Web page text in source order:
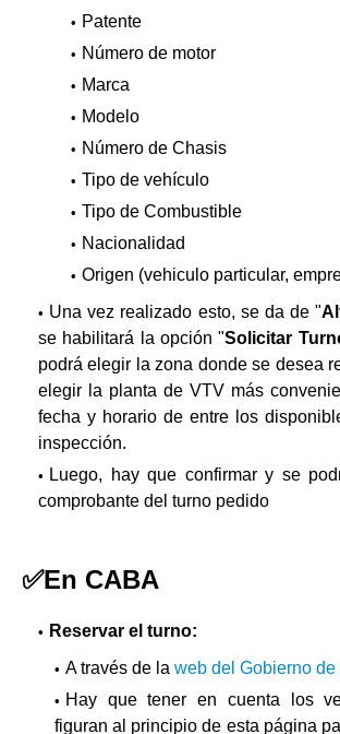
Patente
Número de motor
Marca
Modelo
Número de Chasis
Tipo de vehículo
Tipo de Combustible
Nacionalidad
Origen (vehiculo particular,
Una vez realizado esto, se da de "
se habilitará la opción "Solicitar
podrá elegir la zona donde se desea
elegir la planta de VTV más
fecha y horario de entre los
inspección.
Luego, hay que confirmar y se
comprobante del turno pedido
✅En CABA
Reservar el turno:
A través de la web del Gobierno de
Hay que tener en cuenta los
figuran al principio de esta página